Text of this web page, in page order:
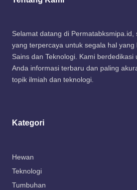
Selamat datang di Permatabksmipa.id,
yang terpercaya untuk segala hal
Sains dan Teknologi. Kami berdedikasi
Anda informasi terbaru dan paling
topik ilmiah dan teknologi.
Kategori
Hewan
Teknologi
Tumbuhan